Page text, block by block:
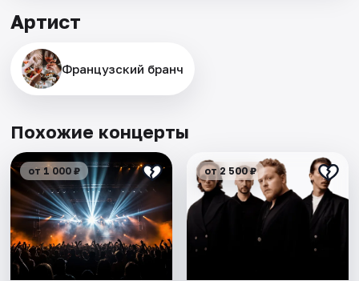
Артист
Французский бранч
Похожие концерты
от 1 000 ₽ от 2 500 ₽